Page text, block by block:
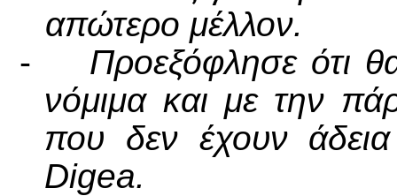
απώτερο μέλλον.
-
Προεξόφλησε ότι
νόμιμα και με την
που δεν έχουν
Digea.